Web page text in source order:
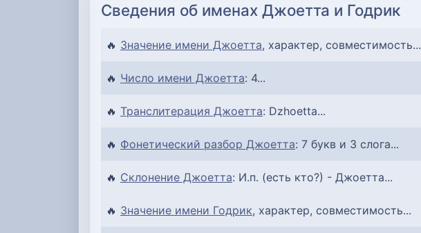
Сведения об именах Джоетта и Годрик
🔥 Значение имени Джоетта, характер, совместимость...
🔥 Число имени Джоетта: 4...
🔥 Транслитерация Джоетта: Dzhoetta...
🔥 Фонетический разбор Джоетта: 7 букв и 3 слога...
🔥 Склонение Джоетта: И.п. (есть кто?) - Джоетта...
🔥 Значение имени Годрик, характер, совместимость...